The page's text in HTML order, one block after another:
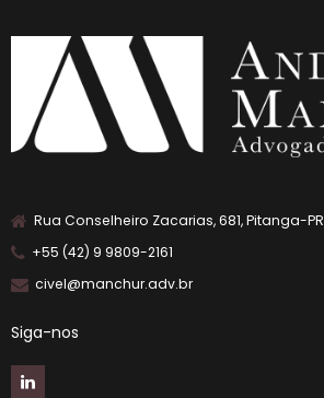
Rua Conselheiro Zacarias, 681, Pitanga-PR
+55 (42) 9 9809-2161
civel@manchur.adv.br
Siga-nos